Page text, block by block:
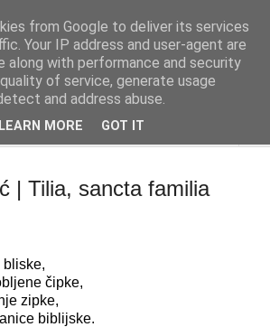
ISSN 2459-5632
| Tilia, sancta familia
bliske,
čipke,
zipke,
biblijske.
from Google to deliver its services
Your IP address and user-agent are
along with performance and security
of service, generate usage
and address abuse.
LEARN MORE GOT IT